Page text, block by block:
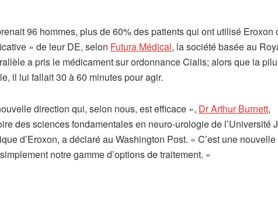
96 hommes, plus de 60% des patients qui ont utilisé Eroxon
» de leur DE, selon Futura Médical, la société basée au
a pris le médicament sur ordonnance Cialis; alors que la
il lui fallait 30 à 60 minutes pour agir.
direction qui, selon nous, est efficace », Dr Arthur Burnett,
des sciences fondamentales en neuro-urologie de l’Université
d’Eroxon, a déclaré au Washington Post. « C’est une nouvelle
notre gamme d’options de traitement. »